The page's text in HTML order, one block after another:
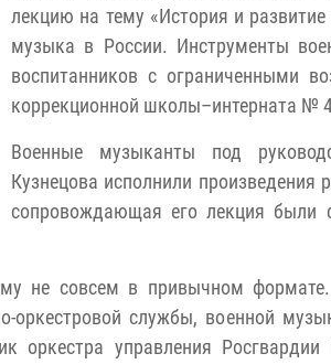
лекцию на тему «История и
музыка в России. Инструменты
воспитанников с ограниченными
коррекционной школы–интерната №
Военные музыканты под
Кузнецова исполнили
сопровождающая его лекция были
не совсем в привычном
оркестровой службы, военной
оркестра управления